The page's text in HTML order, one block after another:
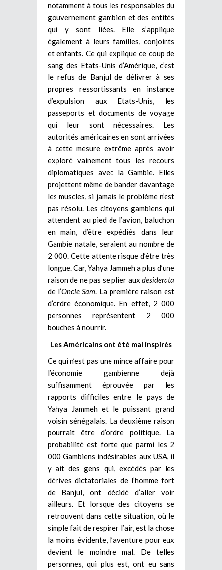
notamment à tous les responsables du
gouvernement gambien et des entités
qui y sont liées. Elle s’applique
également à leurs familles, conjoints
et enfants. Ce qui explique ce coup de
sang des Etats-Unis d’Amérique, c’est
le refus de Banjul de délivrer à ses
propres ressortissants en instance
d’expulsion aux Etats-Unis, les
passeports et documents de voyage
qui leur sont nécessaires. Les
autorités américaines en sont arrivées
à cette mesure extrême après avoir
exploré vainement tous les recours
diplomatiques avec la Gambie. Elles
projettent même de bander davantage
les muscles, si jamais le problème n’est
pas résolu. Les citoyens gambiens qui
attendent au pied de l’avion, baluchon
en main, d’être expédiés dans leur
Gambie natale, seraient au nombre de
2 000. Cette attente risque d’être très
longue. Car, Yahya Jammeh a plus d’une
raison de ne pas se plier aux desiderata
de l’Oncle Sam . La première raison est
d’ordre économique. En effet, 2 000
personnes représentent 2 000
bouches à nourrir.
Les Américains ont été mal inspirés
Ce qui n’est pas une mince affaire pour
l’économie gambienne déjà
suffisamment éprouvée par les
rapports difficiles entre le pays de
Yahya Jammeh et le puissant grand
voisin sénégalais. La deuxième raison
pourrait être d’ordre politique. La
probabilité est forte que parmi les 2
000 Gambiens indésirables aux USA, il
y ait des gens qui, excédés par les
dérives dictatoriales de l’homme fort
de Banjul, ont décidé d’aller voir
ailleurs. Et lorsque des citoyens se
retrouvent dans cette situation, où le
simple fait de respirer l’air, est la chose
la moins évidente, l’aventure pour eux
devient le moindre mal. De telles
personnes, qui plus est, ont eu sans